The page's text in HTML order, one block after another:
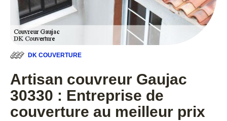
DK COUVERTURE
Artisan couvreur Gaujac
30330 : Entreprise de
couverture au meilleur prix